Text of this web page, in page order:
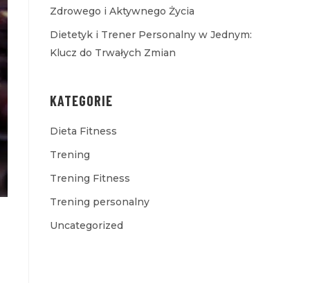
Zdrowego i Aktywnego Życia
Dietetyk i Trener Personalny w Jednym:
Klucz do Trwałych Zmian
KATEGORIE
Dieta Fitness
Trening
Trening Fitness
Trening personalny
Uncategorized